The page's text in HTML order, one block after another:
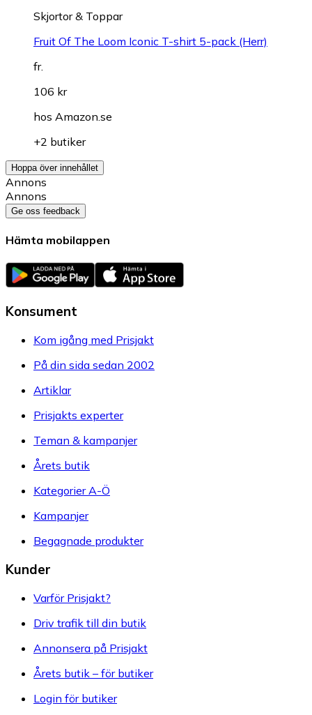
Skjortor & Toppar
Fruit Of The Loom Iconic T-shirt 5-pack (Herr)
fr.
106 kr
hos Amazon.se
+2 butiker
Hoppa över innehållet
Annons
Annons
Ge oss feedback
Hämta mobilappen
Konsument
Kom igång med Prisjakt
På din sida sedan 2002
Artiklar
Prisjakts experter
Teman & kampanjer
Årets butik
Kategorier A-Ö
Kampanjer
Begagnade produkter
Kunder
Varför Prisjakt?
Driv trafik till din butik
Annonsera på Prisjakt
Årets butik – för butiker
Login för butiker